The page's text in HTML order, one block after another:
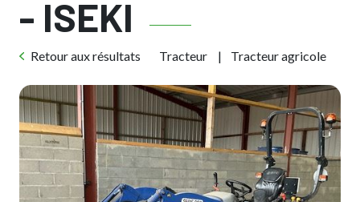
- ISEKI
Retour aux résultats Tracteur Tracteur agricole